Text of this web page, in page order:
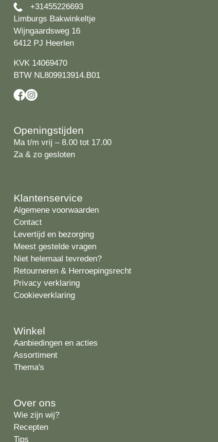
+31455226693
Limburgs Bakwinkeltje
Wijngaardsweg 16
6412 PJ Heerlen
KVK 14069470
BTW NL809913914.B01
Openingstijden
Ma t/m vrij – 8.00 tot 17.00
Za & zo gesloten
Klantenservice
Algemene voorwaarden
Contact
Levertijd en bezorging
Meest gestelde vragen
Niet helemaal tevreden?
Retourneren & Herroepingsrecht
Privacy verklaring
Cookieverklaring
Winkel
Aanbiedingen en acties
Assortiment
Thema's
Over ons
Wie zijn wij?
Recepten
Tips